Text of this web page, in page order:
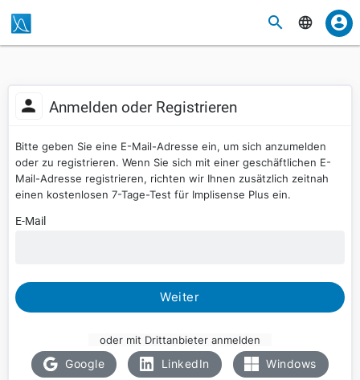
Anmelden oder Registrieren
Bitte geben Sie eine E-Mail-Adresse ein, um sich anzumelden
oder zu registrieren. Wenn Sie sich mit einer geschäftlichen E-
Mail-Adresse registrieren, richten wir Ihnen zusätzlich zeitnah
einen kostenlosen 7-Tage-Test für Implisense Plus ein.
E-Mail
Weiter
oder mit Drittanbieter anmelden
Google LinkedIn Windows